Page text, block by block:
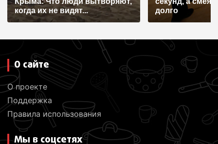
якогда их не видят...
долго
О сайте
О проекте
Поддержка
Правила использования
Мы в соцсетях